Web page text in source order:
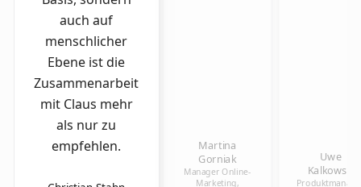
auch auf
menschlicher
Ebene ist die
Zusammenarbeit
mit Claus mehr
als nur zu
empfehlen.
Martina
Gorniak
Manager Online-
Marketing,
Uwe
Kalkowski